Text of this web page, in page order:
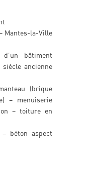
Mantes-la-Ville
bâtiment
ancienne
(brique
– menuiserie
– toiture en
béton aspect